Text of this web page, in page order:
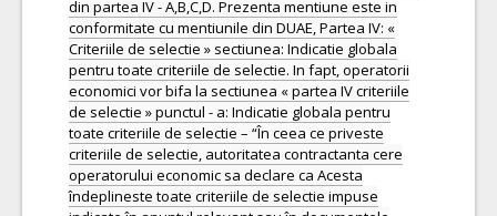
din partea IV - A,B,C,D. Prezenta mentiune este in
conformitate cu mentiunile din DUAE, Partea IV: «
Criteriile de selectie » sectiunea: Indicatie globala
pentru toate criteriile de selectie. In fapt, operatorii
economici vor bifa la sectiunea « partea IV criteriile
de selectie » punctul - a: Indicatie globala pentru
toate criteriile de selectie – “În ceea ce priveste
criteriile de selectie, autoritatea contractanta cere
operatorului economic sa declare ca Acesta
îndeplineste toate criteriile de selectie impuse